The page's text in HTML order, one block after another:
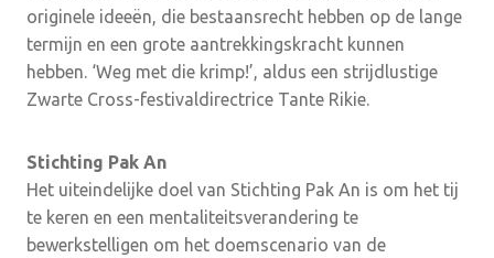
originele ideeën, die bestaansrecht hebben op de lange
termijn en een grote aantrekkingskracht kunnen
hebben. ‘Weg met die krimp!’, aldus een strijdlustige
Zwarte Cross-festivaldirectrice Tante Rikie.
Stichting Pak An
Het uiteindelijke doel van Stichting Pak An is om het tij
te keren en een mentaliteitsverandering te
bewerkstelligen om het doemscenario van de